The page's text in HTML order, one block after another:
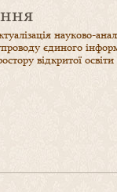
науково-
єдиного
відкритої освіти